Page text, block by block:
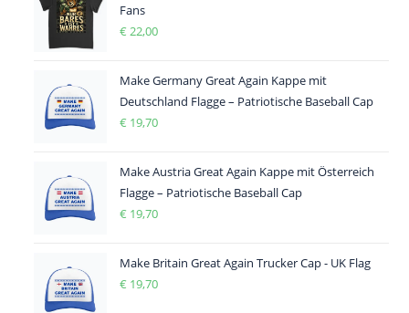
Fans
€ 22,00
Make Germany Great Again Kappe mit
Deutschland Flagge – Patriotische Baseball Cap
€ 19,70
Make Austria Great Again Kappe mit Österreich
Flagge – Patriotische Baseball Cap
€ 19,70
Make Britain Great Again Trucker Cap - UK Flag
€ 19,70